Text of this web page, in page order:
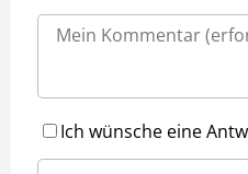
Ich wünsche eine